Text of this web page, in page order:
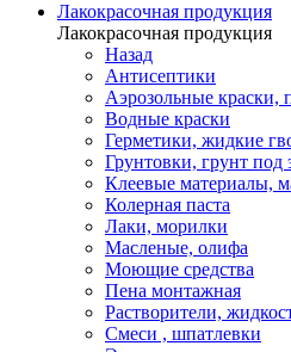
Лакокрасочная продукция
Лакокрасочная продукция
Назад
Антисептики
Аэрозольные краски,
Водные краски
Герметики, жидкие
Грунтовки, грунт под
Клеевые материалы,
Колерная паста
Лаки, морилки
Масленые, олифа
Моющие средства
Пена монтажная
Растворители,
Смеси , шпатлевки